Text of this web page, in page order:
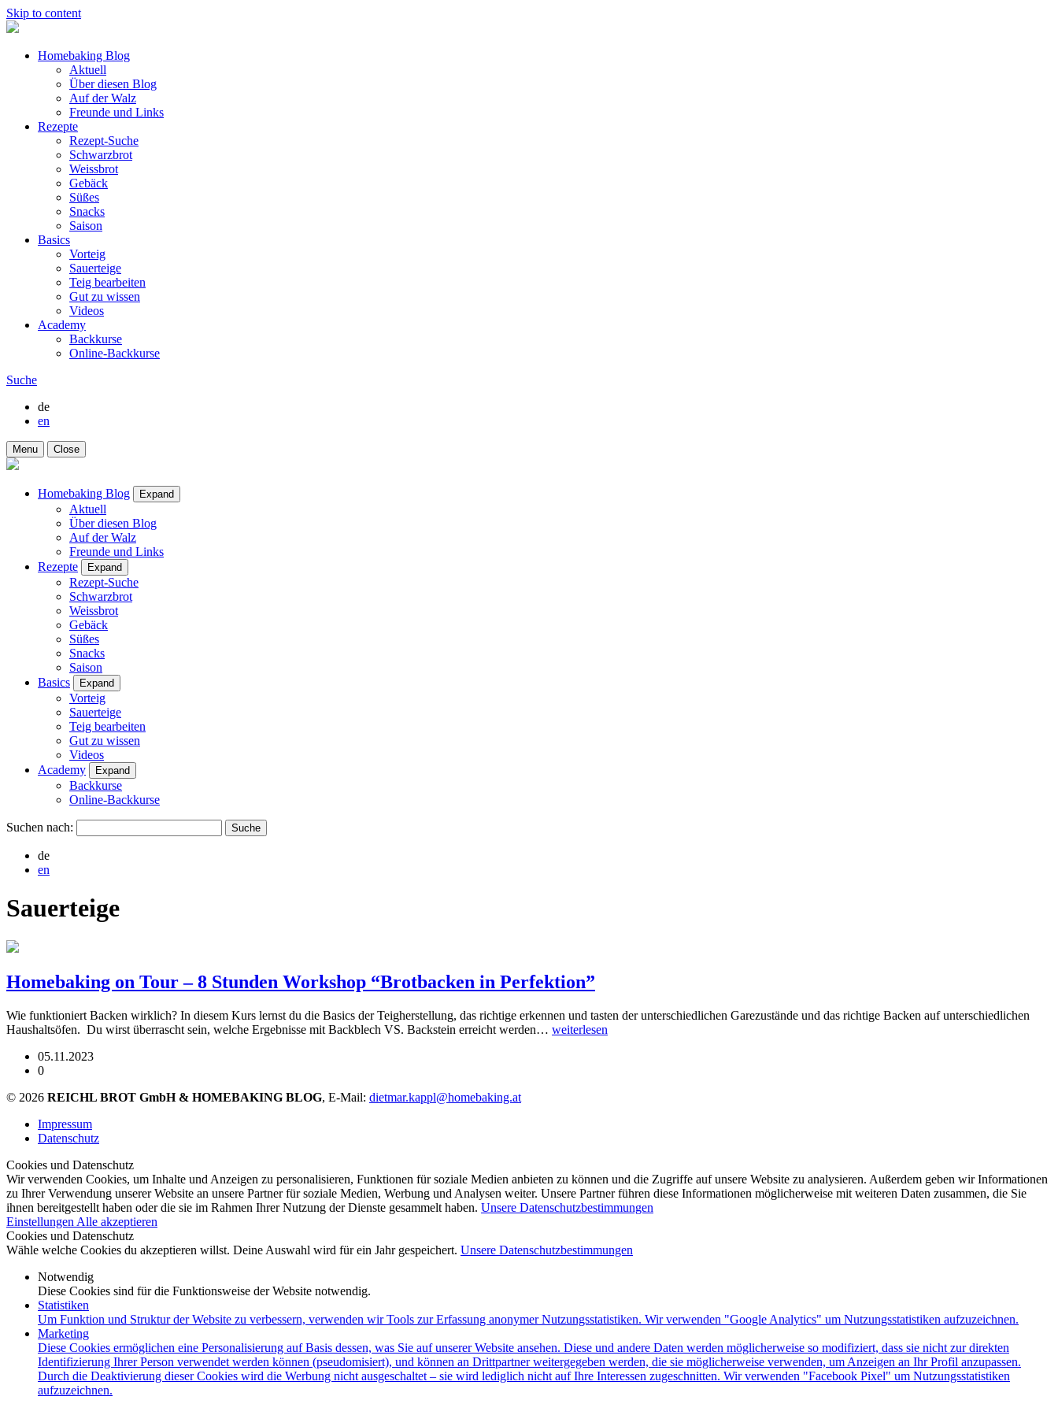
Skip to content
Homebaking Blog
Aktuell
Über diesen Blog
Auf der Walz
Freunde und Links
Rezepte
Rezept-Suche
Schwarzbrot
Weissbrot
Gebäck
Süßes
Snacks
Saison
Basics
Vorteig
Sauerteige
Teig bearbeiten
Gut zu wissen
Videos
Academy
Backkurse
Online-Backkurse
Suche
de
en
Menu Close
Homebaking Blog Expand
Aktuell
Über diesen Blog
Auf der Walz
Freunde und Links
Rezepte
Expand
Rezept-Suche
Schwarzbrot
Weissbrot
Gebäck
Süßes
Snacks
Saison
Basics
Expand
Vorteig
Sauerteige
Teig bearbeiten
Gut zu wissen
Videos
Academy
Expand
Backkurse
Online-Backkurse
Suchen nach:
de
en
Sauerteige
Homebaking on Tour – 8 Stunden Workshop “Brotbacken in Perfektion”
Wie funktioniert Backen wirklich? In diesem Kurs lernst du die Basics der Teigherstellung, das richtige erkennen und tasten der unterschiedlichen Garezustände und das richtige Backen auf unterschiedlichen
Haushaltsöfen. Du wirst überrascht sein, welche Ergebnisse mit Backblech VS. Backstein erreicht werden… weiterlesen
05.11.2023
0
© 2026 REICHL BROT GmbH & HOMEBAKING BLOG, E-Mail: dietmar.kappl@homebaking.at
Impressum
Datenschutz
Cookies und Datenschutz
Wir verwenden Cookies, um Inhalte und Anzeigen zu personalisieren, Funktionen für soziale Medien anbieten zu können und die Zugriffe auf unsere Website zu analysieren. Außerdem geben wir Informationen
zu Ihrer Verwendung unserer Website an unsere Partner für soziale Medien, Werbung und Analysen weiter. Unsere Partner führen diese Informationen möglicherweise mit weiteren Daten zusammen, die Sie
ihnen bereitgestellt haben oder die sie im Rahmen Ihrer Nutzung der Dienste gesammelt haben. Unsere Datenschutzbestimmungen
Einstellungen Alle akzeptieren
Cookies und Datenschutz
Wähle welche Cookies du akzeptieren willst. Deine Auswahl wird für ein Jahr gespeichert. Unsere Datenschutzbestimmungen
Notwendig
Diese Cookies sind für die Funktionsweise der Website notwendig.
Statistiken
Um Funktion und Struktur der Website zu verbessern, verwenden wir Tools zur Erfassung anonymer Nutzungsstatistiken. Wir verwenden "Google Analytics" um Nutzungsstatistiken aufzuzeichnen.
Marketing
Diese Cookies ermöglichen eine Personalisierung auf Basis dessen, was Sie auf unserer Website ansehen. Diese und andere Daten werden möglicherweise so modifiziert, dass sie nicht zur direkten
Identifizierung Ihrer Person verwendet werden können (pseudomisiert), und können an Drittpartner weitergegeben werden, die sie möglicherweise verwenden, um Anzeigen an Ihr Profil anzupassen.
Durch die Deaktivierung dieser Cookies wird die Werbung nicht ausgeschaltet – sie wird lediglich nicht auf Ihre Interessen zugeschnitten. Wir verwenden "Facebook Pixel" um Nutzungsstatistiken
aufzuzeichnen.